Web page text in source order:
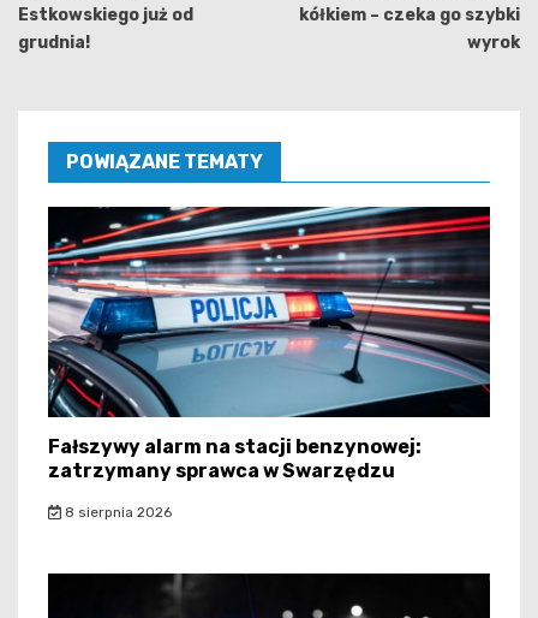
Estkowskiego już od
grudnia!
kółkiem – czeka go szybki
wyrok
POWIĄZANE TEMATY
Fałszywy alarm na stacji benzynowej:
zatrzymany sprawca w Swarzędzu
8 sierpnia 2026